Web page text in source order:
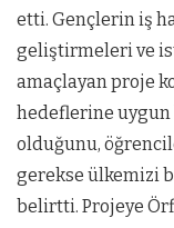
etti. Gençlerin iş
geliştirmeleri ve
amaçlayan proje
hedeflerine
olduğunu,
gerekse ülkemizi
belirtti. Projeye